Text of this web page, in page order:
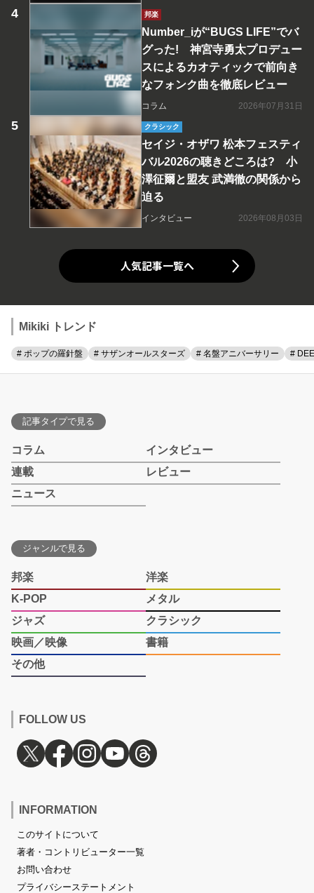
邦楽
Number_iが“BUGS LIFE”でバ
グった! 神宮寺勇太プロデュー
スによるカオティックで前向き
なフォンク曲を徹底レビュー
コラム 2026年07月31日
クラシック
セイジ・オザワ 松本フェスティ
バル2026の聴きどころは? 小
澤征爾と盟友 武満徹の関係から
迫る
インタビュー 2026年08月03日
人気記事一覧へ
Mikiki トレンド
# ポップの羅針盤 # サザンオールスターズ # 名盤アニバーサリー #
記事タイプで見る
コラム
インタビュー
連載
レビュー
ニュース
ジャンルで見る
邦楽
洋楽
K-POP
メタル
ジャズ
クラシック
映画／映像
書籍
その他
FOLLOW US
INFORMATION
このサイトについて
著者・コントリビューター一覧
お問い合わせ
プライバシーステートメント